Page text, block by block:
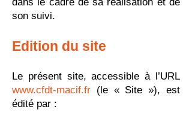
son suivi.
Edition du site
Le présent site, accessible à l’URL
www.cfdt-macif.fr (le « Site »), est
édité par :